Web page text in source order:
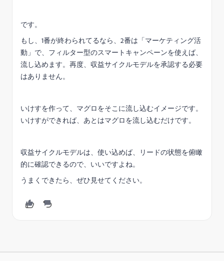
です。
もし、1番が終わられてるなら、2番は「マーケティング活
動」で、フィルター型のスマートキャンペーンを使えば、
流し込めます。再度、収益サイクルモデルを承認する必要
はありません。
いけすを作って、マグロをそこに流し込むイメージです。
いけすができれば、あとはマグロを流し込むだけです。
収益サイクルモデルは、使い込めば、リードの状態を俯瞰
的に確認できるので、いいですよね。
うまくできたら、ぜひ見せてください。